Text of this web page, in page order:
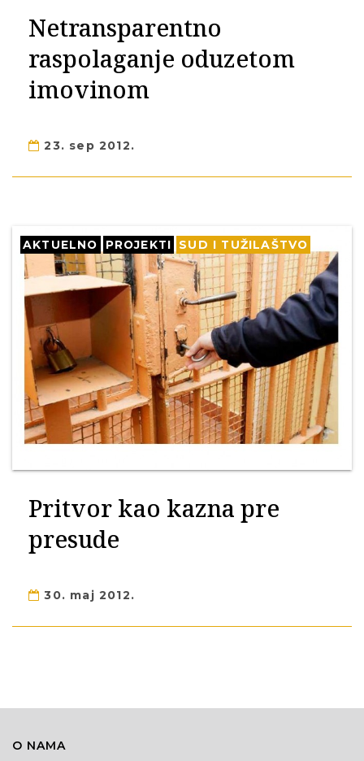
Netransparentno
raspolaganje oduzetom
imovinom
23. sep 2012.
AKTUELNO PROJEKTI SUD I TUŽILAŠTVO
Pritvor kao kazna pre
presude
30. maj 2012.
O NAMA